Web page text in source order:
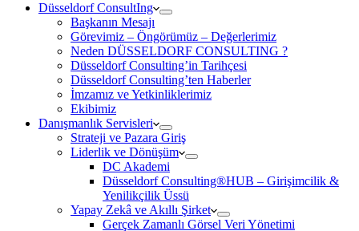
Düsseldorf ConsultIng
Başkanın Mesajı
Görevimiz – Öngörümüz – Değerlerimiz
Neden DÜSSELDORF CONSULTING ?
Düsseldorf Consulting’in Tarihçesi
Düsseldorf Consulting’ten Haberler
İmzamız ve Yetkinliklerimiz
Ekibimiz
Danışmanlık Servisleri
Strateji ve Pazara Giriş
Liderlik ve Dönüşüm
DC Akademi
Düsseldorf Consulting®HUB – Girişimcilik &
Yenilikçilik Üssü
Yapay Zekâ ve Akıllı Şirket
Gerçek Zamanlı Görsel Veri Yönetimi